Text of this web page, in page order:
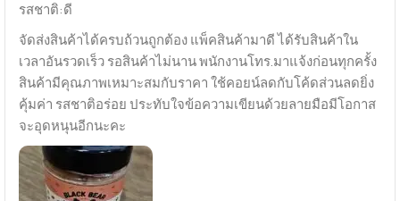
รสชาติ:ดี
จัดส่งสินค้าได้ครบถ้วนถูกต้อง แพ็คสินค้ามาดี ได้รับสินค้าใน
เวลาอันรวดเร็ว รอสินค้าไม่นาน พนักงานโทร.มาแจ้งก่อนทุกครั้ง
สินค้ามีคุณภาพเหมาะสมกับราคา ใช้คอยน์ลดกับโค้ดส่วนลดยิ่ง
คุ้มค่า รสชาติอร่อย ประทับใจข้อความเขียนด้วยลายมือมีโอกาส
จะอุดหนุนอีกนะคะ